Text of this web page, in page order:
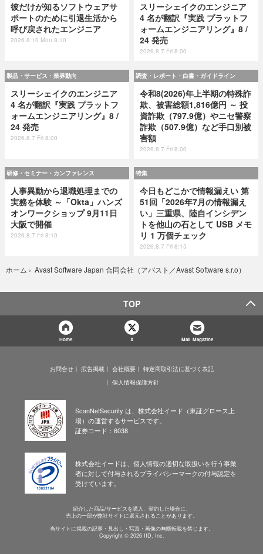
彼だけが知るソフトウェアサ
ポートのために引退生活から
呼び戻されたエンジニア
2026.8.10 Mon 8:10
スリーシェイクのエンジニア
4 名が翻訳『実践 プラットフ
ォームエンジニアリング』8 /
24 発売
2026.8.7 Fri 8:00
製品・サービス・業界動向
スリーシェイクのエンジニア
4 名が翻訳『実践 プラットフ
ォームエンジニアリング』8 /
24 発売
2026.8.7 Fri 8:00
調査・レポート・白書・ガイドライン
令和8(2026)年上半期の特殊詐
欺、被害総額1,816億円 ～ 投
資詐欺（797.9億）やニセ警察
詐欺（507.9億）など手口別被
害額
2026.8.7 Fri 8:00
研修・セミナー・カンファレンス
人事異動から退職処理までの
実務を体験 ～「Okta」ハンズ
オンワークショップ 9月11日
大阪で開催
2026.8.7 Fri 8:10
特集
今日もどこかで情報漏えい 第
51回「2026年7月の情報漏え
い」三重県、陸自インシデン
トを他山の石として USB メモ
リ 1 万個チェック
2026.8.7 Fri 8:15
ホーム › Avast Software Japan 合同会社（アバスト／Avast Software s.r.o）
TOP
Home X Mail Magazine
お問合せ 広告掲載 会社概要
特定商取引法に基づく表記
個人情報保護方針
ScanNetSecurity は、株式会社イード（東証グロース上
場）の運営するサービスです。
証券コード：6038
株式会社イードは、個人情報の適切な取扱いを行う事業
者に対して付与されるプライバシーマークの付与認定を
受けています。
紹介した商品/サービスを購入、契約した場合に、
売上の一部が弊社サイトに還元されることがあります。
当サイトに掲載の記事・見出し・写真・画像の無断転載を禁じます。
Copyright © 2026 IID, Inc.